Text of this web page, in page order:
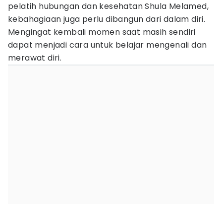
pelatih hubungan dan kesehatan Shula Melamed,
kebahagiaan juga perlu dibangun dari dalam diri.
Mengingat kembali momen saat masih sendiri
dapat menjadi cara untuk belajar mengenali dan
merawat diri.